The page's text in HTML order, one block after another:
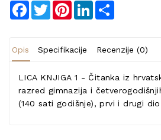
Facebook
TwitterPinterestLinkedIn
Opis Specifikacije Recenzije (0)
LICA KNJIGA 1 - Čitanka iz
razred gimnazija i
(140 sati godišnje), prvi i drugi dio